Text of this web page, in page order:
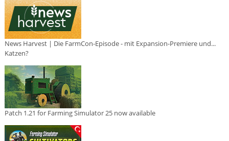
News Harvest | Die FarmCon-Episode - mit Expansion-Premiere und...
Katzen?
Patch 1.21 for Farming Simulator 25 now available